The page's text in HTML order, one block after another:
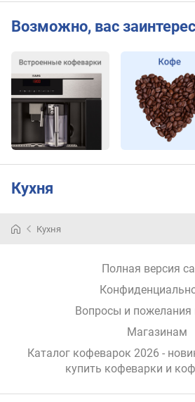
Возможно, вас
Кухня
Кухня
Полная версия
Вопросы и пожелания
Магазинам
Каталог кофеварок 2026 -
купить кофеварки и